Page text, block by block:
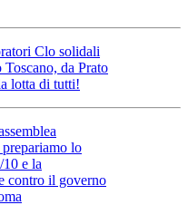
Clo solidali
da Prato
lotta di tutti!
lo
e la
contro il governo